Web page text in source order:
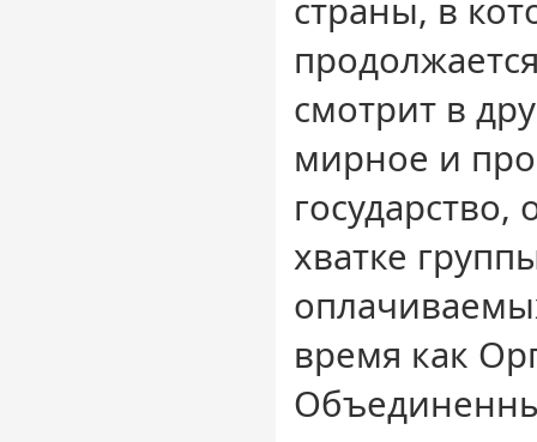
страны, в
смотрит в
мирное и
государство,
хватке
время как